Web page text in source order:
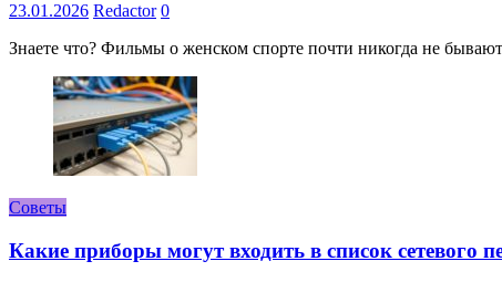
23.01.2026 Redactor 0
Знаете что? Фильмы о женском спорте почти никогда не
Советы
Какие приборы могут входить в список сетевого